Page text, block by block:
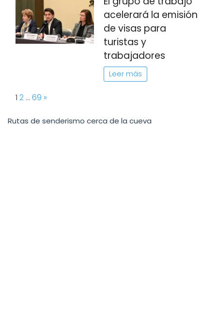
acelerará la emisión
de visas para
turistas y
trabajadores
Leer más
Page:
1 2 … 69 Next
»
Rutas de senderismo cerca de la cueva